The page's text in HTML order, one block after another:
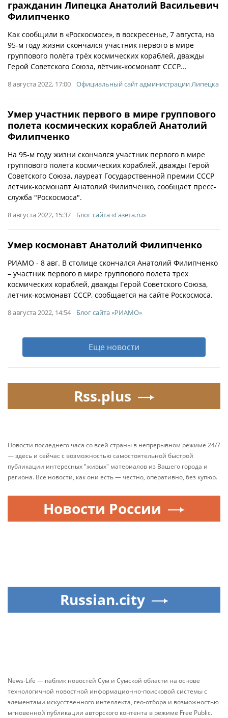
гражданин Липецка Анатолий Васильевич
Филипченко
Как сообщили в «Роскосмосе», в воскресенье, 7 августа, на
95-м году жизни скончался участник первого в мире
группового полёта трёх космических кораблей, дважды
Герой Советского Союза, лётчик-космонавт СССР...
8 августа 2022, 17:00 Официальный сайт администрации Липецка
Умер участник первого в мире группового
полета космических кораблей Анатолий
Филипченко
На 95-м году жизни скончался участник первого в мире
группового полета космических кораблей, дважды Герой
Советского Союза, лауреат Государственной премии СССР
летчик-космонавт Анатолий Филипченко, сообщает пресс-
служба "Роскосмоса".
8 августа 2022, 15:37 Блог сайта «Газета.ru»
Умер космонавт Анатолий Филипченко
РИАМО - 8 авг. В столице скончался Анатолий Филипченко
– участник первого в мире группового полета трех
космических кораблей, дважды Герой Советского Союза,
летчик-космонавт СССР, сообщается на сайте Роскосмоса.
8 августа 2022, 14:54 Блог сайта «РИАМО»
Еще новости
Rss.plus
Новости последнего часа со всей страны в непрерывном режиме 24/7
— здесь и сейчас с возможностью самостоятельной быстрой
публикации интересных "живых" материалов из Вашего города и
региона. Все новости, как они есть — честно, оперативно, без купюр.
Новости России
Russian.city
News-Life — паблик новостей Сум и Сумской области на основе
технологичной новостной информационно-поисковой системы с
элементами искусственного интеллекта, гео-отбора и возможностью
мгновенной публикации авторского контента в режиме Free Public.